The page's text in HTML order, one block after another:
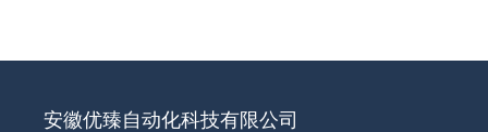
安徽优臻自动化科技有限公司